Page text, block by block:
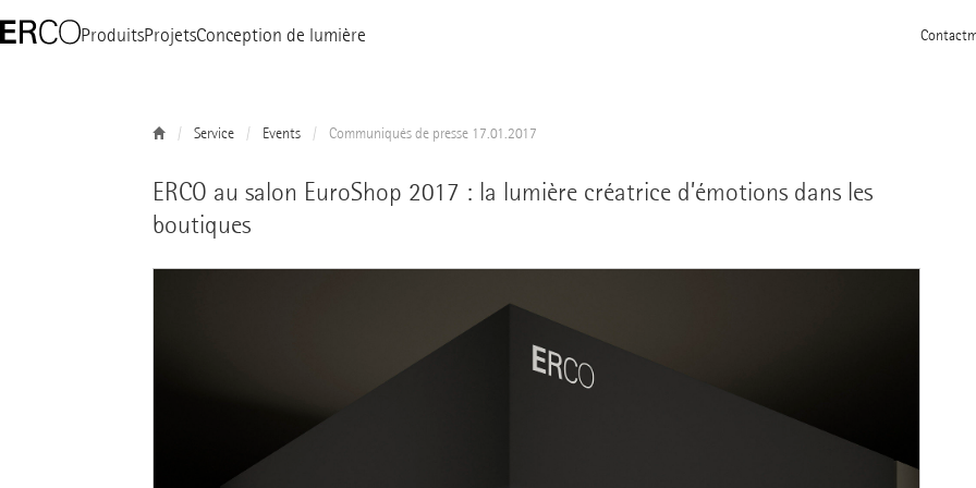
ProduitsProjetsConception de lumière Contact
Service Events Communiqués de presse 17.01.2017
ERCO au salon EuroShop 2017 : la lumière créatrice d’émotions dans les
boutiques